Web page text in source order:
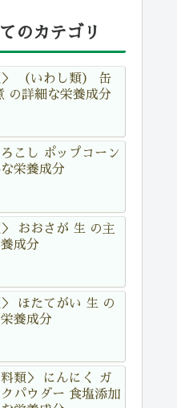
のカテゴリ
＞ （いわし類） 缶
の詳細な栄養成分
こし ポップコーン
栄養成分
＞ おおさが 生 の主
成分
＞ ほたてがい 生 の
養成分
料類＞ にんにく ガ
パウダー 食塩添加